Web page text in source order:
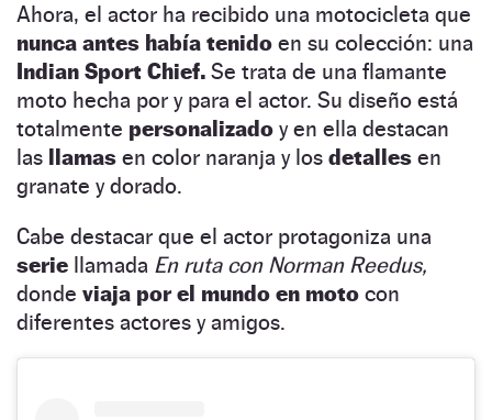
Ahora, el actor ha recibido una motocicleta que
nunca antes había tenido en su colección: una
Indian Sport Chief. Se trata de una flamante
moto hecha por y para el actor. Su diseño está
totalmente personalizado y en ella destacan
las llamas en color naranja y los detalles en
granate y dorado.
Cabe destacar que el actor protagoniza una
serie llamada En ruta con Norman Reedus,
donde viaja por el mundo en moto con
diferentes actores y amigos.